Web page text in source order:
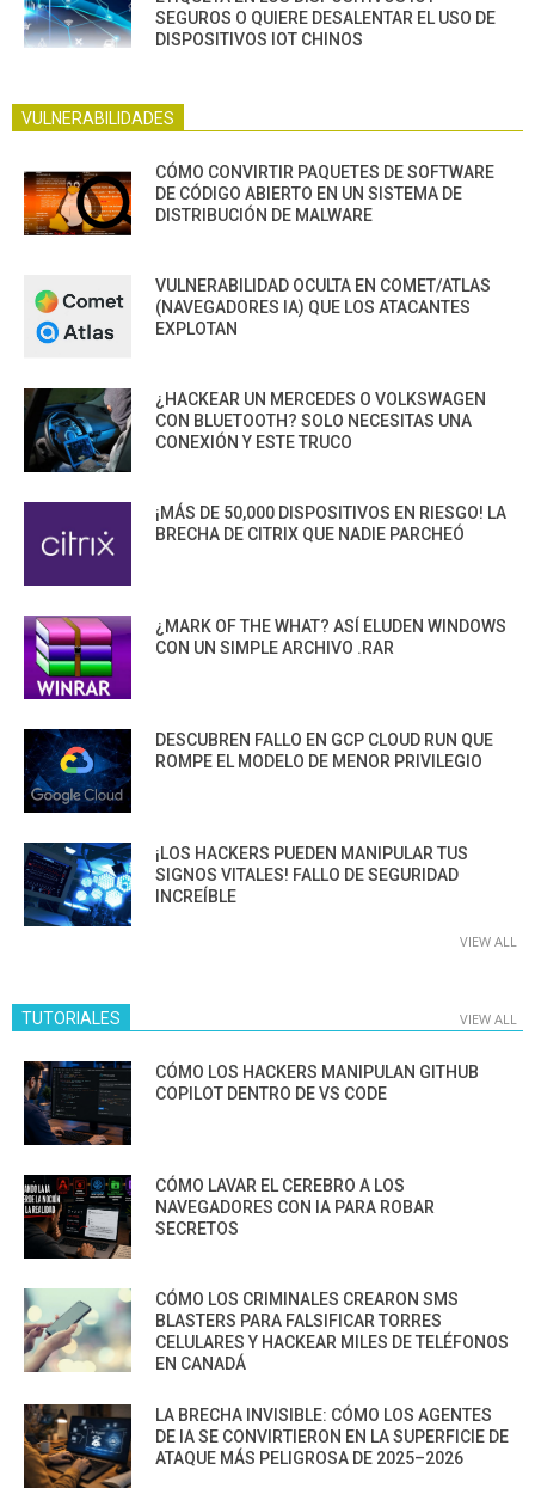
SEGUROS O QUIERE DESALENTAR EL USO DE
DISPOSITIVOS IOT CHINOS
VULNERABILIDADES
CÓMO CONVIRTIR PAQUETES DE SOFTWARE
DE CÓDIGO ABIERTO EN UN SISTEMA DE
DISTRIBUCIÓN DE MALWARE
VULNERABILIDAD OCULTA EN COMET/ATLAS
(NAVEGADORES IA) QUE LOS ATACANTES
EXPLOTAN
¿HACKEAR UN MERCEDES O VOLKSWAGEN
CON BLUETOOTH? SOLO NECESITAS UNA
CONEXIÓN Y ESTE TRUCO
¡MÁS DE 50,000 DISPOSITIVOS EN RIESGO! LA
BRECHA DE CITRIX QUE NADIE PARCHEÓ
¿MARK OF THE WHAT? ASÍ ELUDEN WINDOWS
CON UN SIMPLE ARCHIVO .RAR
DESCUBREN FALLO EN GCP CLOUD RUN QUE
ROMPE EL MODELO DE MENOR PRIVILEGIO
¡LOS HACKERS PUEDEN MANIPULAR TUS
SIGNOS VITALES! FALLO DE SEGURIDAD
INCREÍBLE
VIEW ALL
TUTORIALES VIEW ALL
CÓMO LOS HACKERS MANIPULAN GITHUB
COPILOT DENTRO DE VS CODE
CÓMO LAVAR EL CEREBRO A LOS
NAVEGADORES CON IA PARA ROBAR
SECRETOS
CÓMO LOS CRIMINALES CREARON SMS
BLASTERS PARA FALSIFICAR TORRES
CELULARES Y HACKEAR MILES DE TELÉFONOS
EN CANADÁ
LA BRECHA INVISIBLE: CÓMO LOS AGENTES
DE IA SE CONVIRTIERON EN LA SUPERFICIE DE
ATAQUE MÁS PELIGROSA DE 2025–2026